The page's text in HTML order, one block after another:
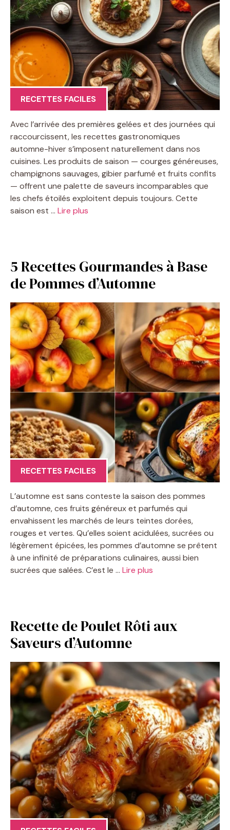
RECETTES FACILES
Avec l’arrivée des premières gelées et des journées qui
raccourcissent, les recettes gastronomiques
automne-hiver s’imposent naturellement dans nos
cuisines. Les produits de saison — courges généreuses,
champignons sauvages, gibier parfumé et fruits confits
— offrent une palette de saveurs incomparables que
les chefs étoilés exploitent depuis toujours. Cette
saison est … Lire plus
5 Recettes Gourmandes à Base
de Pommes d’Automne
RECETTES FACILES
L’automne est sans conteste la saison des pommes
d’automne, ces fruits généreux et parfumés qui
envahissent les marchés de leurs teintes dorées,
rouges et vertes. Qu’elles soient acidulées, sucrées ou
légèrement épicées, les pommes d’automne se prêtent
à une infinité de préparations culinaires, aussi bien
sucrées que salées. C’est le … Lire plus
Recette de Poulet Rôti aux
Saveurs d’Automne